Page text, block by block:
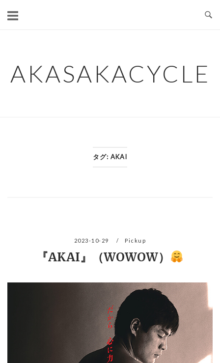
AKASAKACYCLE
タグ: AKAI
2023-10-29 Pickup
『AKAI』（WOWOW）